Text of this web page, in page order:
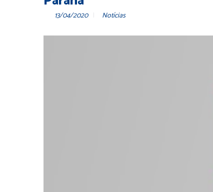
13/04/2020 Notícias